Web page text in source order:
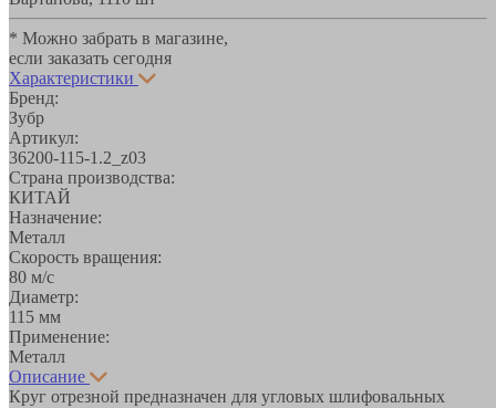
* Можно забрать в магазине,
если заказать сегодня
Характеристики
Бренд:
Зубр
Артикул:
36200-115-1.2_z03
Страна производства:
КИТАЙ
Назначение:
Металл
Скорость вращения:
80 м/с
Диаметр:
115 мм
Применение:
Металл
Описание
Круг отрезной предназначен для угловых шлифовальных